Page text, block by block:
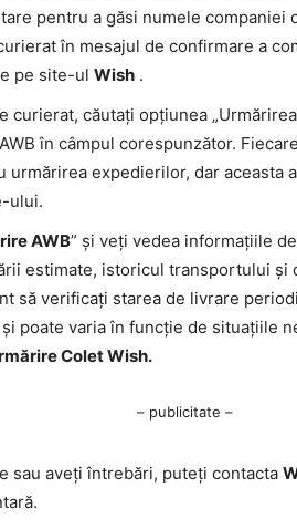
pentru a găsi numele companiei
în mesajul de confirmare a
pe site-ul Wish .
căutați opțiunea „Urmărirea
în câmpul corespunzător.
urmărirea expedierilor, dar aceasta
ului.
AWB” și veți vedea informațiile
estimate, istoricul transportului și
să verificați starea de livrare
poate varia în funcție de situațiile
Colet Wish.
– publicitate –
sau aveți întrebări, puteți contacta